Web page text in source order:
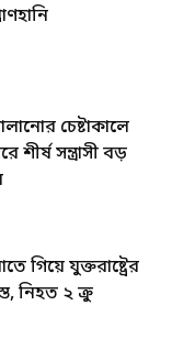
চেষ্টাকালে
শীর্ষ সন্ত্রাসী বড়
গিয়ে যুক্তরাষ্ট্রের
নিহত ২ ক্রু